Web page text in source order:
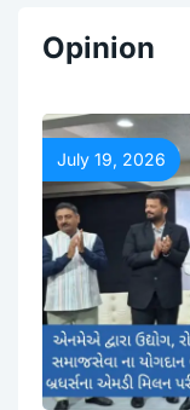
Opinion
July 19, 2026